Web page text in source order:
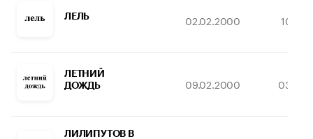
ЛЕЛЬ 02.02.2000
ЛЕТНИЙ
ДОЖДЬ
09.02.2000
ЛИЛИПУТОВ В